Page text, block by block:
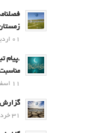
01 اردیبهشت 1404 - 9:02 ق.ظ
.پيام
11 اسفند 1403 - 10:26 ق.ظ
گزارش
31 خرداد 1400 - 1:44 ب.ظ